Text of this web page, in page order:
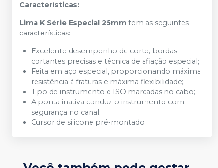
Características:
Lima K Série Especial 25mm tem as seguintes
características:
Excelente desempenho de corte, bordas
cortantes precisas e técnica de afiação especial;
Feita em aço especial, proporcionando máxima
resistência à fraturas e máxima flexibilidade;
Tipo de instrumento e ISO marcadas no cabo;
A ponta inativa conduz o instrumento com
segurança no canal;
Cursor de silicone pré-montado.